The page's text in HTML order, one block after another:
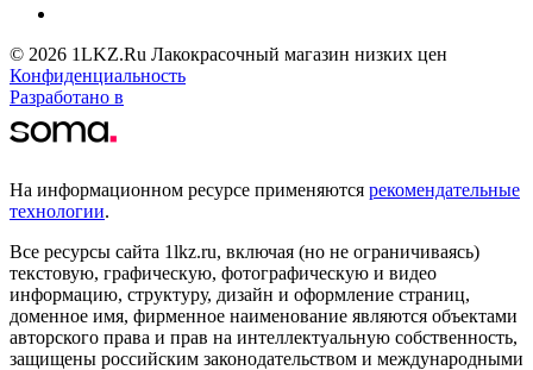
© 2026 1LKZ.Ru Лакокрасочный магазин низких цен
Конфиденциальность
Разработано в
На информационном ресурсе применяются рекомендательные
технологии.
Все ресурсы сайта 1lkz.ru, включая (но не ограничиваясь)
текстовую, графическую, фотографическую и видео
информацию, структуру, дизайн и оформление страниц,
доменное имя, фирменное наименование являются объектами
авторского права и прав на интеллектуальную собственность,
защищены российским законодательством и международными